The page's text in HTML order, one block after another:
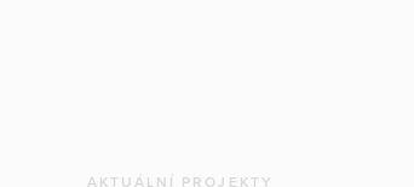
AKTUÁLNÍ PROJEKTY